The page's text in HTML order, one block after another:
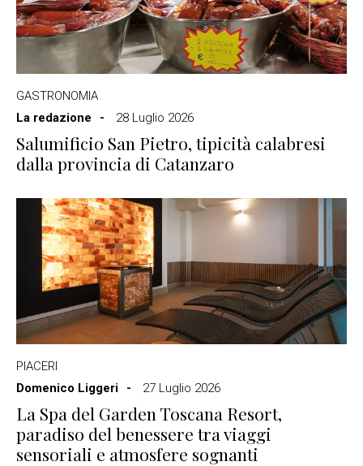
GASTRONOMIA
La redazione
28 Luglio 2026
Salumificio San Pietro, tipicità calabresi
dalla provincia di Catanzaro
PIACERI
Domenico Liggeri
27 Luglio 2026
La Spa del Garden Toscana Resort,
paradiso del benessere tra viaggi
sensoriali e atmosfere sognanti